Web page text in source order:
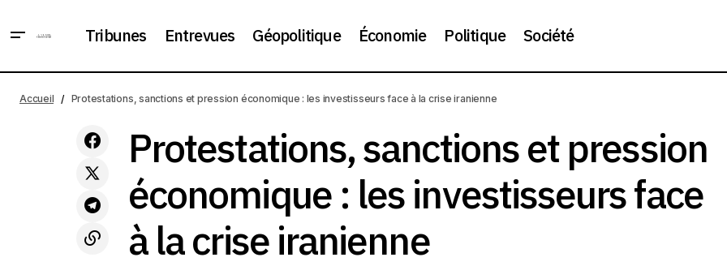
Tribunes Entrevues Géopolitique Économie Politique Société
idée stupide », a déclaré Marco Rubio
à la Conférence de Munich. Son
applaudissements
Économie
Protestations, sanctions et pression économique : les investisseurs
Accueil Protestations, sanctions et pression économique : les investisseurs face à la crise iranienne
Protestations, sanctions et pression
économique : les investisseurs face
à la crise iranienne